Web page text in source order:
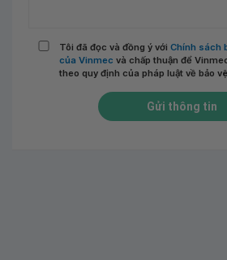
Tôi đã đọc và đồng ý với Chính sách
của Vinmec và chấp thuận để
theo quy định của pháp luật về bảo vệ
Gửi thông tin